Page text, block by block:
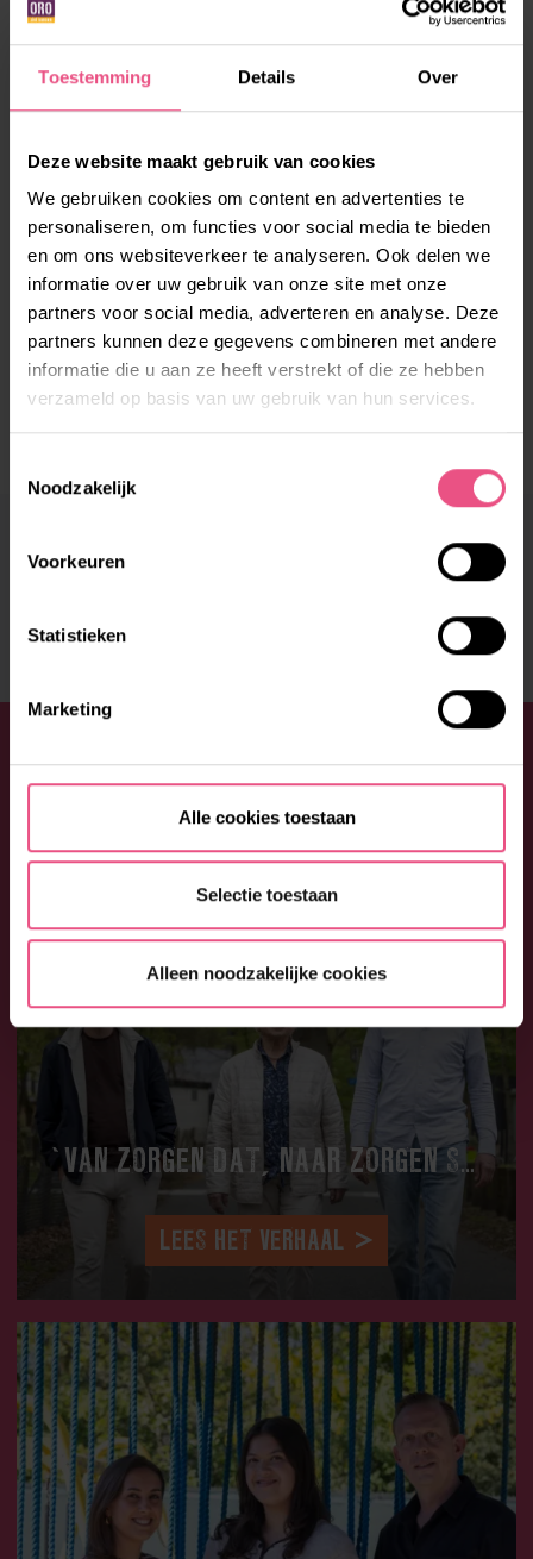
Toestemming Details Over
Deze website maakt gebruik van cookies
We gebruiken cookies om content en advertenties te
personaliseren, om functies voor social media te bieden
en om ons websiteverkeer te analyseren. Ook delen we
informatie over uw gebruik van onze site met onze
partners voor social media, adverteren en analyse. Deze
partners kunnen deze gegevens combineren met andere
informatie die u aan ze heeft verstrekt of die ze hebben
verzameld op basis van uw gebruik van hun services.
Noodzakelijk
Voorkeuren
Statistieken
Marketing
Alle cookies toestaan
Selectie toestaan
Alleen noodzakelijke cookies
Van Speijk snel wordt uitgebreid. “Ik ga over zeven
jaar met pensioen en dan wil ik hier eigenlijk wel elke
dag werken”, zegt Pieter. Marty knikt. “Ik heb hier
eens gesolliciteerd, maar die baan is toen naar een
andere vrijwilliger gegaan. Natuurlijk blijf ik komen.
Dit is gewoon hartstikke mooi. Mijn jubileum? Ja, dat
is een beetje lastig. Ik werk hier al 31 jaar maar ze zijn
een paar keer opnieuw begonnen met tellen omdat ze
mijn contract kwijt waren. Nou ja, hoe dan ook, ik
maak de vijftig hier wel vol. Of meer. En als het moet
achter een rollator. Geen probleem.”
‘VAN ZORGEN DAT, NAAR ZORGEN SAMEN’
LEES HET VERHAAL